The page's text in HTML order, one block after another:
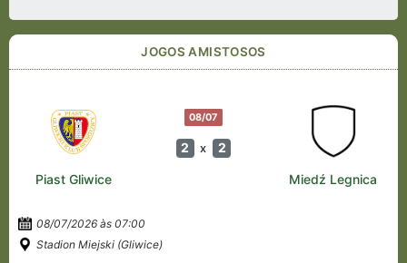
JOGOS AMISTOSOS
08/07
2 x 2
Piast Gliwice Miedź Legnica
08/07/2026 às 07:00
Stadion Miejski (Gliwice)